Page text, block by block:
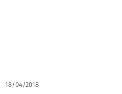
18/04/2018